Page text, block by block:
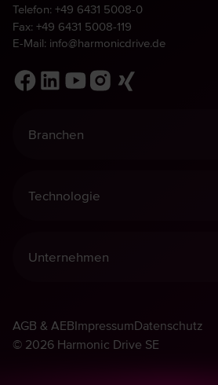
Telefon: +49 6431 5008-0
Fax: +49 6431 5008-119
E-Mail: info@harmonicdrive.de
Branchen
Allgemeiner Maschinenbau
Technologie
Harmonic Planetengetriebe
Unternehmen
Walton Musser
Harmonic Drive® Gruppe
© 2026 Harmonic Drive SE
AGB & AEBImpressumDatenschutz